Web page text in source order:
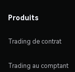
Produits
Trading de contrat
Trading au comptant